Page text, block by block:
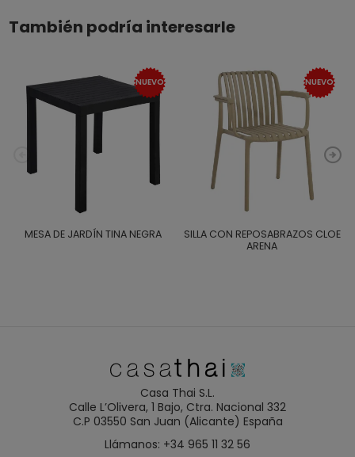
También podría interesarle
NUEVO
MESA DE JARDÍN TINA NEGRA
NUEVO
SILLA CON REPOSABRAZOS CLOE
ARENA
Casa Thai S.L.
Calle L’Olivera, 1 Bajo, Ctra. Nacional 332
C.P 03550 San Juan (Alicante) España
Llámanos: +34 965 11 32 56